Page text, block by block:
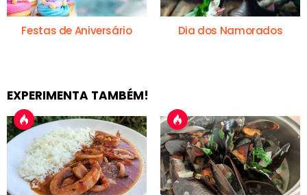
Festas de Aniversário Dia dos Namorados
EXPERIMENTA TAMBÉM!